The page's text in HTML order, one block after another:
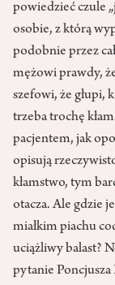
powiedzieć czule
osobie, z którą
podobnie przez
mężowi prawdy,
szefowi, że głupi,
trzeba trochę
pacjentem, jak
opisują
kłamstwo, tym
otacza. Ale gdzie
miałkim piachu
uciążliwy balast?
pytanie Poncjusza